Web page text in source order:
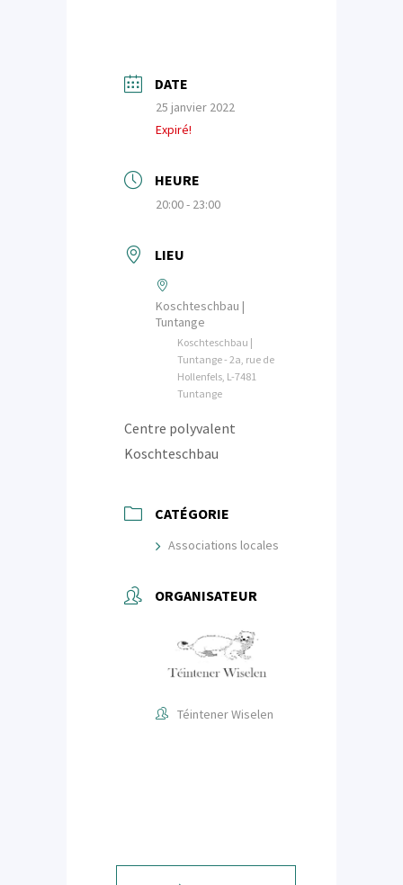
DATE
25 janvier 2022
Expiré!
HEURE
20:00 - 23:00
LIEU
Koschteschbau |
Tuntange
Koschteschbau |
Tuntange - 2a, rue de
Hollenfels, L-7481
Tuntange
Centre polyvalent
Koschteschbau
CATÉGORIE
Associations locales
ORGANISATEUR
Téintener Wiselen